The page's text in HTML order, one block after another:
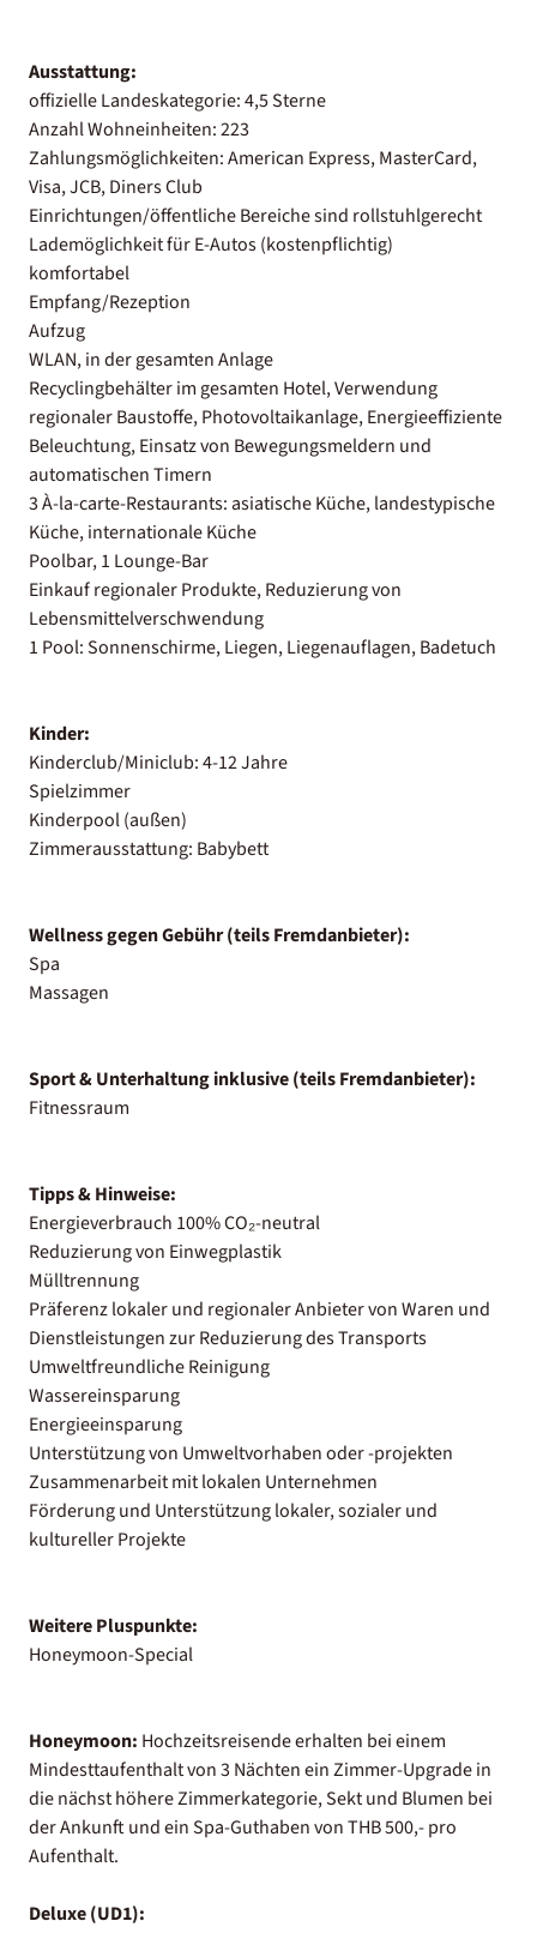
Ausstattung:
offizielle Landeskategorie: 4,5 Sterne
Anzahl Wohneinheiten: 223
Zahlungsmöglichkeiten: American Express, MasterCard,
Visa, JCB, Diners Club
Einrichtungen/öffentliche Bereiche sind rollstuhlgerecht
Lademöglichkeit für E-Autos (kostenpflichtig)
komfortabel
Empfang/Rezeption
Aufzug
WLAN, in der gesamten Anlage
Recyclingbehälter im gesamten Hotel, Verwendung
regionaler Baustoffe, Photovoltaikanlage, Energieeffiziente
Beleuchtung, Einsatz von Bewegungsmeldern und
automatischen Timern
3 À-la-carte-Restaurants: asiatische Küche, landestypische
Küche, internationale Küche
Poolbar, 1 Lounge-Bar
Einkauf regionaler Produkte, Reduzierung von
Lebensmittelverschwendung
1 Pool: Sonnenschirme, Liegen, Liegenauflagen, Badetuch
Kinder:
Kinderclub/Miniclub: 4-12 Jahre
Spielzimmer
Kinderpool (außen)
Zimmerausstattung: Babybett
Wellness gegen Gebühr (teils Fremdanbieter):
Spa
Massagen
Sport & Unterhaltung inklusive (teils Fremdanbieter):
Fitnessraum
Tipps & Hinweise:
Energieverbrauch 100% CO₂-neutral
Reduzierung von Einwegplastik
Mülltrennung
Präferenz lokaler und regionaler Anbieter von Waren und
Dienstleistungen zur Reduzierung des Transports
Umweltfreundliche Reinigung
Wassereinsparung
Energieeinsparung
Unterstützung von Umweltvorhaben oder -projekten
Zusammenarbeit mit lokalen Unternehmen
Förderung und Unterstützung lokaler, sozialer und
kultureller Projekte
Weitere Pluspunkte:
Honeymoon-Special
Honeymoon: Hochzeitsreisende erhalten bei einem
Mindesttaufenthalt von 3 Nächten ein Zimmer-Upgrade in
die nächst höhere Zimmerkategorie, Sekt und Blumen bei
der Ankunft und ein Spa-Guthaben von THB 500,- pro
Aufenthalt.
Deluxe (UD1):